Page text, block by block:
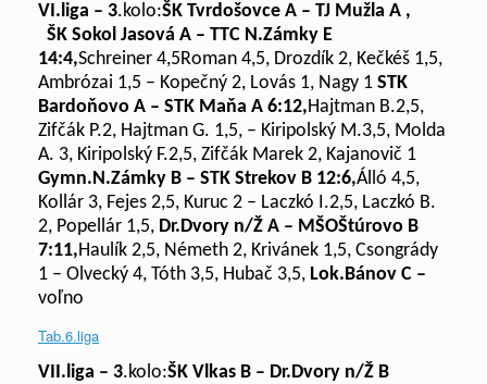
VI.liga – 3.kolo:ŠK Tvrdošovce A – TJ Mužla A ,
ŠK Sokol Jasová A – TTC N.Zámky E
14:4,Schreiner 4,5Roman 4,5, Drozdík 2, Kečkéš 1,5,
Ambrózai 1,5 – Kopečný 2, Lovás 1, Nagy 1 STK
Bardoňovo A – STK Maňa A 6:12,Hajtman B.2,5,
Zifčák P.2, Hajtman G. 1,5, – Kiripolský M.3,5, Molda
A. 3, Kiripolský F.2,5, Zifčák Marek 2, Kajanovič 1
Gymn.N.Zámky B – STK Strekov B 12:6,Álló 4,5,
Kollár 3, Fejes 2,5, Kuruc 2 – Laczkó I.2,5, Laczkó B.
2, Popellár 1,5, Dr.Dvory n/Ž A – MŠOŠtúrovo B
7:11,Haulík 2,5, Németh 2, Krivánek 1,5, Csongrády
1 – Olvecký 4, Tóth 3,5, Hubač 3,5, Lok.Bánov C –
voľno
Tab.6.liga
VII.liga – 3.kolo:ŠK Vlkas B – Dr.Dvory n/Ž B